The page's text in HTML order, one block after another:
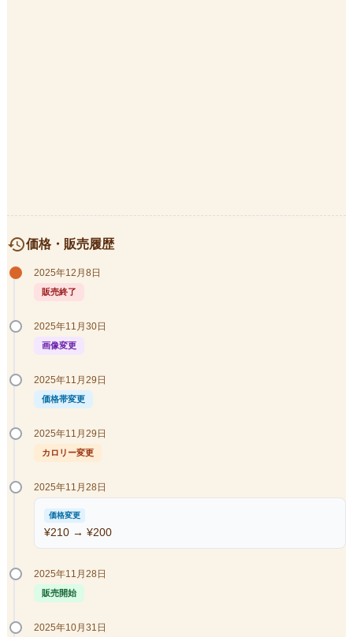
history価格・販売履歴
2025年12月8日
販売終了
2025年11月30日
画像変更
2025年11月29日
価格帯変更
2025年11月29日
カロリー変更
2025年11月28日
価格変更
¥210 → ¥200
2025年11月28日
販売開始
2025年10月31日